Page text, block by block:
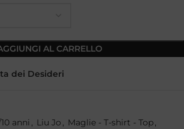
AL CARRELLO
dei Desideri
anni , Liu Jo , Maglie - T-shirt - Top,